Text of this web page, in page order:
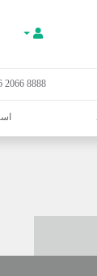
8888 2066 66+